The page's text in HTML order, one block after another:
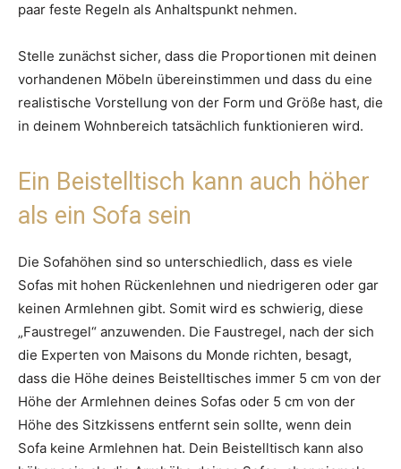
paar feste Regeln als Anhaltspunkt nehmen.
Stelle zunächst sicher, dass die Proportionen mit deinen
vorhandenen Möbeln übereinstimmen und dass du eine
realistische Vorstellung von der Form und Größe hast, die
in deinem Wohnbereich tatsächlich funktionieren wird.
Ein Beistelltisch kann auch höher
als ein Sofa sein
Die Sofahöhen sind so unterschiedlich, dass es viele
Sofas mit hohen Rückenlehnen und niedrigeren oder gar
keinen Armlehnen gibt. Somit wird es schwierig, diese
„Faustregel“ anzuwenden. Die Faustregel, nach der sich
die Experten von Maisons du Monde richten, besagt,
dass die Höhe deines Beistelltisches immer 5 cm von der
Höhe der Armlehnen deines Sofas oder 5 cm von der
Höhe des Sitzkissens entfernt sein sollte, wenn dein
Sofa keine Armlehnen hat. Dein Beistelltisch kann also